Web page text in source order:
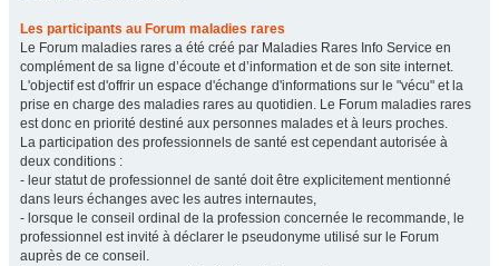
Les participants au Forum maladies rares
Le Forum maladies rares a été créé par Maladies Rares Info Service en
complément de sa ligne d’écoute et d’information et de son site internet.
L'objectif est d'offrir un espace d'échange d'informations sur le "vécu" et la
prise en charge des maladies rares au quotidien. Le Forum maladies rares
est donc en priorité destiné aux personnes malades et à leurs proches.
La participation des professionnels de santé est cependant autorisée à
deux conditions :
- leur statut de professionnel de santé doit être explicitement mentionné
dans leurs échanges avec les autres internautes,
- lorsque le conseil ordinal de la profession concernée le recommande, le
professionnel est invité à déclarer le pseudonyme utilisé sur le Forum
auprès de ce conseil.